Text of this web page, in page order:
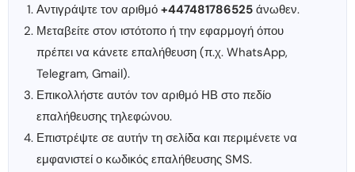
Αντιγράψτε τον αριθμό +447481786525 άνωθεν.
Μεταβείτε στον ιστότοπο ή την εφαρμογή όπου
πρέπει να κάνετε επαλήθευση (π.χ. WhatsApp,
Telegram, Gmail).
Επικολλήστε αυτόν τον αριθμό ΗΒ στο πεδίο
επαλήθευσης τηλεφώνου.
Επιστρέψτε σε αυτήν τη σελίδα και περιμένετε να
εμφανιστεί ο κωδικός επαλήθευσης SMS.